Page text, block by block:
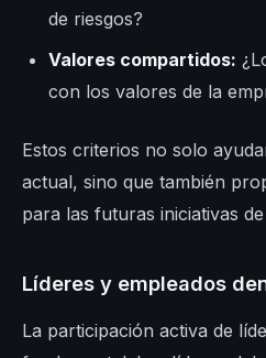
de riesgos?
Valores compartidos:
con los valores de la
Estos criterios no solo
actual, sino que también
para las futuras iniciativas
Líderes y empleados
La participación activa de